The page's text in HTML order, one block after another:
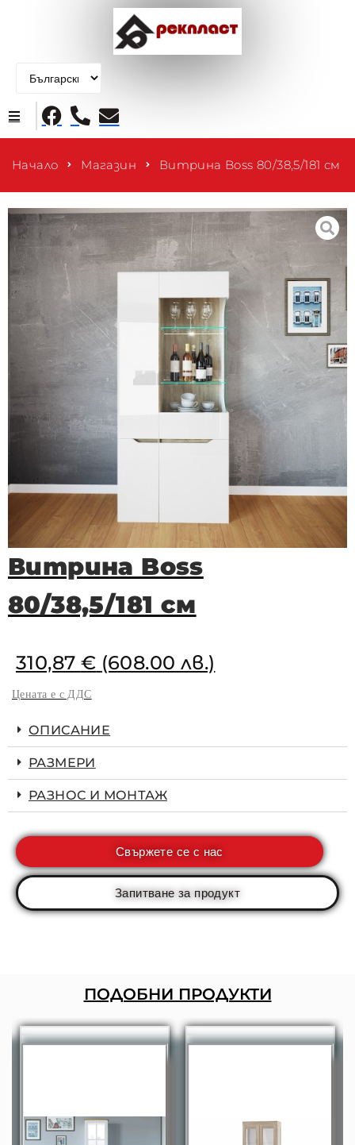
Продукти
За нас
Контакти
Начало Магазин Витрина Boss 80/38,5/181 см
Витрина Boss
80/38,5/181 см
310,87 € (608.00 лв.)
Цената е с ДДС
ОПИСАНИЕ
РАЗМЕРИ
РАЗНОС И МОНТАЖ
Свържете се с нас
Запитване за продукт
ПОДОБНИ ПРОДУКТИ